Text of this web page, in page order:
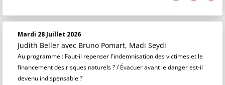
Mardi 28 Juillet 2026
Judith Beller avec Bruno Pomart, Madi Seydi
Au programme : Faut-il repenser l'indemnisation des victimes et le
financement des risques naturels ? / Évacuer avant le danger est-il
devenu indispensable ?